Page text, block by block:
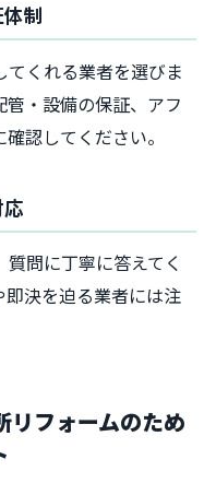
制
くれる業者を選びま
・設備の保証、アフ
認してください。
問に丁寧に答えてく
決を迫る業者には注
リフォームのため